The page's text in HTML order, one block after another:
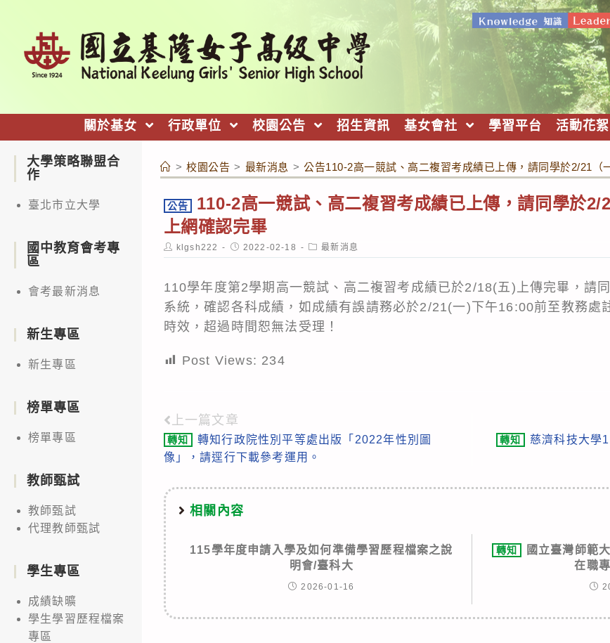
關於基女 行政單位 校園公告 招生資訊 基女會社 學習平台 活動花絮
> 校園公告 > 最新消息 > 公告110-2高一競試、高二複習考成績已上傳，請同學於2/21（
公告
110-2高一競試、高二複習考成績已上傳，請同學於2/
上網確認完畢
Post
author:
klgsh222
Post
published:
2022-02-18
Post
category:
最新消息
110學年度第2學期高一競試、高二複習考成績已於2/18(五)上傳完畢，請
系統，確認各科成績，如成績有誤請務必於2/21(一)下午16:00前至教務處
時效，超過時間恕無法受理！
Post Views: 234
Read
more
上一篇文章
轉知
轉知行政院性別平等處出版「2022年性別圖
像」，請逕行下載參考運用。
轉知
慈濟科技大學
相關內容
115學年度申請入學及如何準備學習歷程檔案之說
明會/臺科大
2026-01-16
轉知
國立臺灣師範
在職
大學策略聯盟合
作
臺北市立大學
國中教育會考專
區
會考最新消息
新生專區
新生專區
榜單專區
榜單專區
教師甄試
教師甄試
代理教師甄試
學生專區
成績缺曠
學生學習歷程檔案
專區